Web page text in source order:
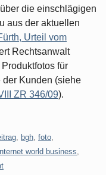
die einschlägigen
aus der aktuellen
Urteil vom
Rechtsanwalt
für
Kunden (siehe
ZR 346/09).
bgh foto
world business